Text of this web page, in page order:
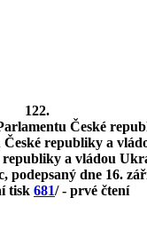
122.
České
republiky a
republiky a vládou
podepsaný dne 16.
tisk 681/ - prvé čtení